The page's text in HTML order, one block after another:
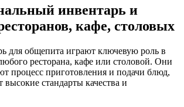
инвентарь и
кафе, столовых
для общепита играют ключевую роль в
ресторана, кафе или столовой. Они
процесс приготовления и подачи блюд,
стандарты качества и